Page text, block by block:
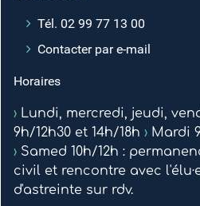
Tél. 02 99 77 13 00
Contacter par e-mail
Horaires
› Lundi, mercredi, jeudi,
9h/12h30 et 14h/18h › Mardi
› Samed 10h/12h :
civil et rencontre avec
d'astreinte sur rdv.